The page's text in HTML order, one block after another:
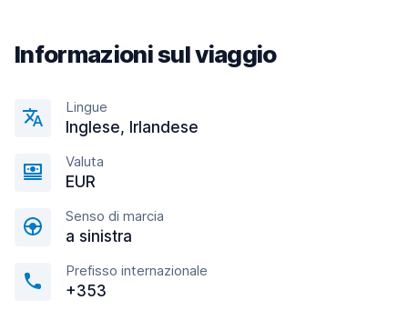
Informazioni sul viaggio
Lingue
Inglese, Irlandese
Valuta
EUR
Senso di marcia
a sinistra
Prefisso internazionale
+353